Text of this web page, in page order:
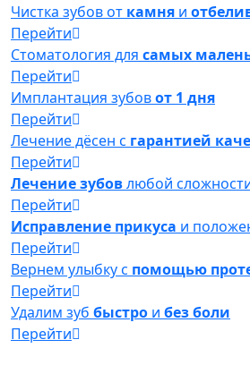
Чистка зубов от камня и
Перейти
Стоматология для самых
Перейти
Имплантация зубовот 1 дня
Перейти
Лечение дёсен с гарантией
Перейти
Лечение зубовлюбой
Перейти
Исправление прикуса и
Перейти
Вернем улыбку с помощью
Перейти
Удалим зуб быстро и без боли
Перейти